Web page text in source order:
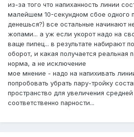
из-за того что напиханность линии
малейшем 10-секундном сбое одного
денешься?) все остальные начинают
жопами... а уж если укорот надо на
ваще пипец... в результате набирают
оборот, и какая получается реальная
норма, а не исключение
мое мнение - надо на напихивать
попробовать убрать пару-тройку
пространство для увеличения
соответственно парности...